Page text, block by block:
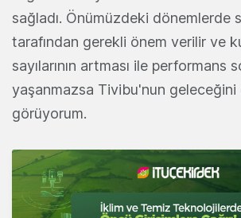
sağladı. Önümüzdeki dönemlerde
tarafından gerekli önem verilir ve
sayılarının artması ile performans
yaşanmazsa Tivibu'nun
görüyorum.